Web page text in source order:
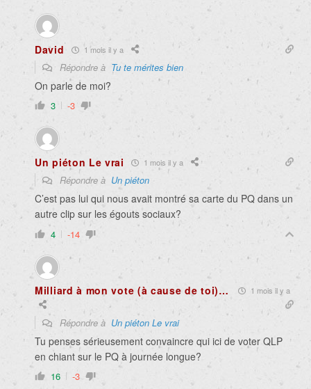
David 1 mois il y a
Répondre à Tu te mérites bien
On parle de moi?
3 -3
Un piéton Le vrai 1 mois il y a
Répondre à Un piéton
C’est pas lui qui nous avait montré sa carte du PQ dans un
autre clip sur les égouts sociaux?
4 -14
Milliard à mon vote (à cause de toi)… 1 mois il y a
Répondre à Un piéton Le vrai
Tu penses sérieusement convaincre qui ici de voter QLP
en chiant sur le PQ à journée longue?
16 -3